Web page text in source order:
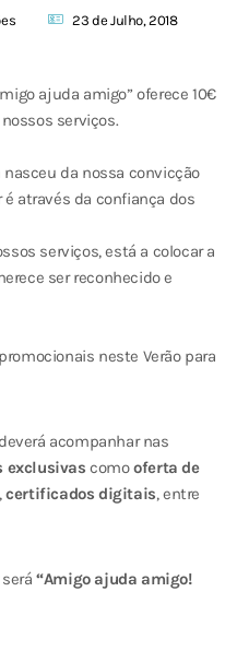
23 de Julho, 2018
ajuda amigo” oferece 10€
serviços.
nasceu da nossa convicção
através da confiança dos
serviços, está a colocar a
ser reconhecido e
neste Verão para
acompanhar nas
exclusivas comooferta de
,certificados digitais, entre
será“Amigo ajuda amigo!